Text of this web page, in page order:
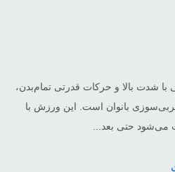
با شدت بالا و حرکات قدرتی تمام‌بدن،
بانوان است. این ورزش با
می‌شود حتی بعد...